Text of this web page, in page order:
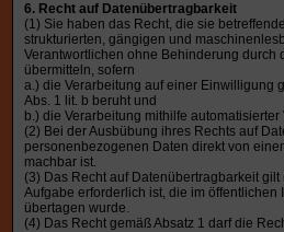
6. Recht auf Datenübertragbarkeit
(1) Sie haben das Recht, die sie
strukturierten, gängigen und
Verantwortlichen ohne Behinderung durch
übermitteln, sofern
a.) die Verarbeitung auf einer Einwilligung
Abs. 1 lit. b beruht und
b.) die Verarbeitung mithilfe automatisierter
(2) Bei der Ausbübung ihres Rechts auf
personenbezogenen Daten direkt von
machbar ist.
(3) Das Recht auf Datenübertragbarkeit
Aufgabe erforderlich ist, die im
übertagen wurde.
(4) Das Recht gemäß Absatz 1 darf die